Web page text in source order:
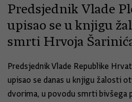
Predsjednik Vlade
upisao se u knjigu
smrti Hrvoja
Predsjednik Vlade Republike
upisao se danas u knjigu žalosti
dvorima, u povodu smrti bivšega